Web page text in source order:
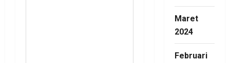
Maret
2024
Februari